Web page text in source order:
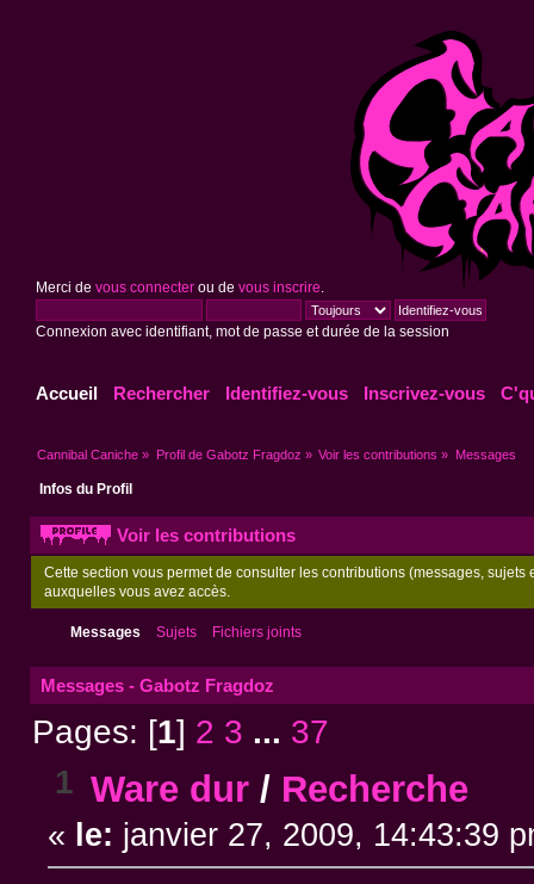
Merci de vous connecterou de vous inscrire
Connexion avec identifiant, mot de passe et durée de la session
Accueil Rechercher Identifiez-vous Inscrivez-vous
Cannibal Caniche » Profil de Gabotz Fragdoz » Voir les contributions » Messages
Infos du Profil
Voir les contributions
Cette section vous permet de consulter les contributions (messages,
auxquelles vous avez accès.
Messages Sujets Fichiers joints
Messages - Gabotz Fragdoz
Pages: [1] 2 3 ... 37
1 Ware dur/ Recherche
« le: janvier 27, 2009, 14:43:39